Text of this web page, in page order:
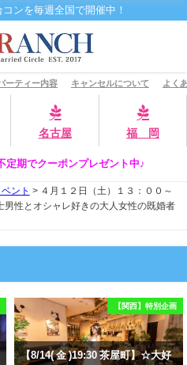
ンを毎週全国で開催中！
ーティー内容 キャンセルについて よく
名古屋 福 岡
定期でクーポンプレゼント中♪
ント > ４月１２日（土）１３：００～
男性とオシャレ好きの大人女性の既婚者
【関西】特別企画
【8/14( 金 )19:30 茶屋町】☆大好